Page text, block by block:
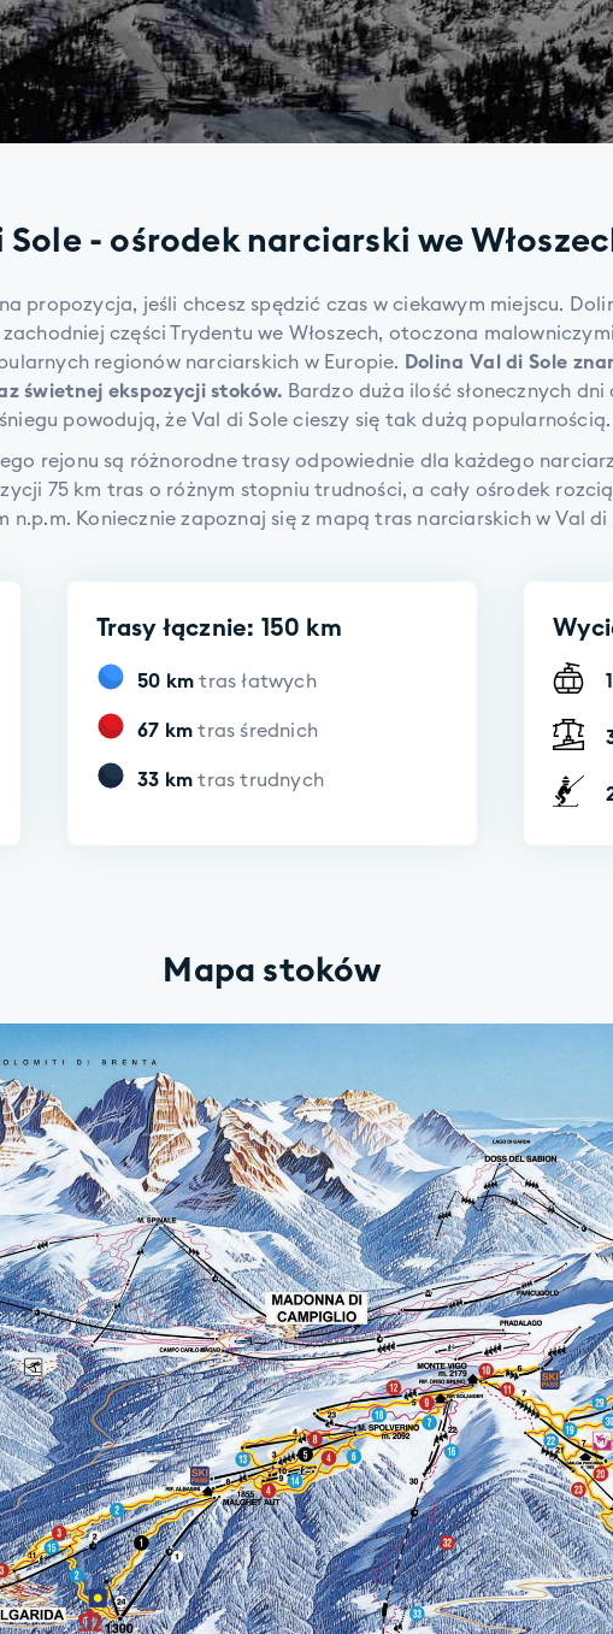
Sole - ośrodek narciarski we
propozycja, jeśli chcesz spędzić czas w ciekawym miejscu.
części Trydentu we Włoszech, otoczona
regionów narciarskich w Europie. Dolina Val di Sole
świetnej ekspozycji stoków. Bardzo duża ilość słonecznych
powodują, że Val di Sole cieszy się tak dużą popularnością.
rejonu są różnorodne trasy odpowiednie dla każdego
75 km tras o różnym stopniu trudności, a cały ośrodek
n.p.m. Koniecznie zapoznaj się z mapą tras narciarskich w Val di
Trasy łącznie: 150 km
50 km tras łatwych
67 km tras średnich
33 km tras trudnych
Mapa stoków